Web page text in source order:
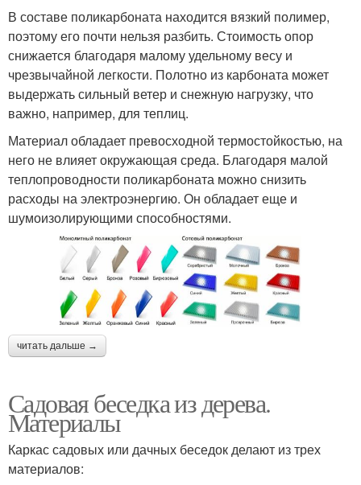
В составе поликарбоната находится вязкий полимер,
поэтому его почти нельзя разбить. Стоимость опор
снижается благодаря малому удельному весу и
чрезвычайной легкости. Полотно из карбоната может
выдержать сильный ветер и снежную нагрузку, что
важно, например, для теплиц.
Материал обладает превосходной термостойкостью, на
него не влияет окружающая среда. Благодаря малой
теплопроводности поликарбоната можно снизить
расходы на электроэнергию. Он обладает еще и
шумоизолирующими способностями.
читать дальше →
Садовая беседка из дерева.
Материалы
Каркас садовых или дачных беседок делают из трех
материалов: